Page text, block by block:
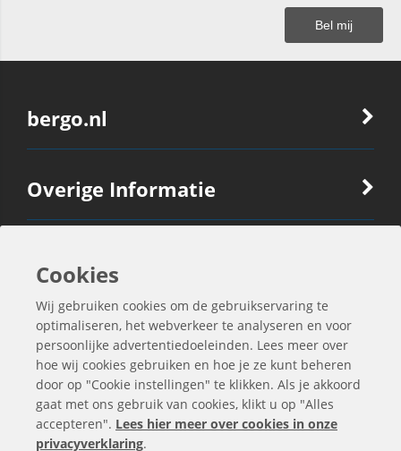
bergo.nl
Overige Informatie
Ook Interessant
Contactgegevens
Cookies
Wij gebruiken cookies om de gebruikservaring te
optimaliseren, het webverkeer te analyseren en voor
persoonlijke advertentiedoeleinden. Lees meer over
hoe wij cookies gebruiken en hoe je ze kunt beheren
door op "Cookie instellingen" te klikken. Als je akkoord
gaat met ons gebruik van cookies, klikt u op "Alles
accepteren". Lees hier meer over cookies in onze
privacyverklaring.